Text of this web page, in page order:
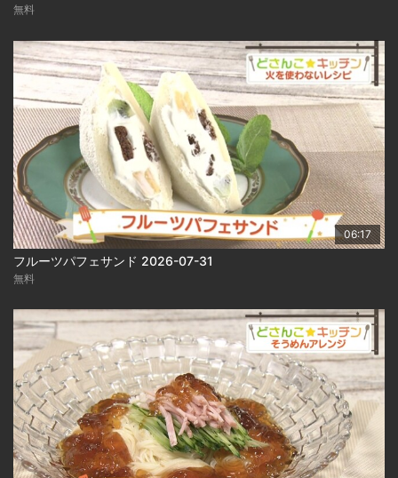
無料
06:17
フルーツパフェサンド 2026-07-31
無料